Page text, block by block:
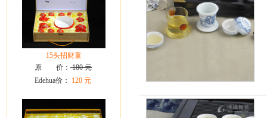
15头招财童
原 价： 180 元
Edehua价：
120 元